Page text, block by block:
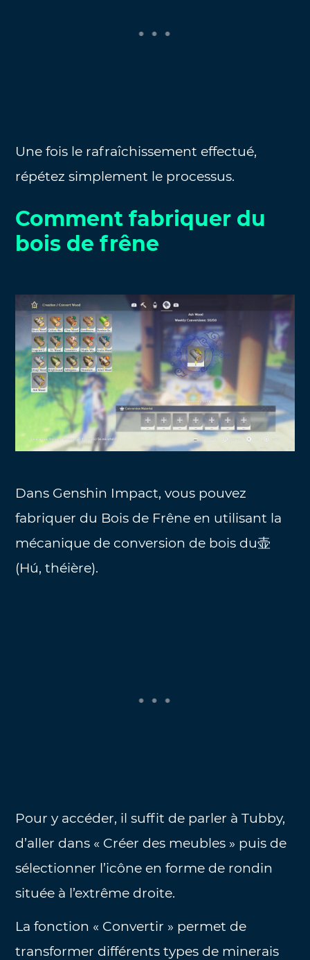
Une fois le rafraîchissement effectué,
répétez simplement le processus.
Comment fabriquer du
bois de frêne
Dans Genshin Impact, vous pouvez
fabriquer du Bois de Frêne en utilisant la
mécanique de conversion de bois du壶
(Hú, théière).
Pour y accéder, il suffit de parler à Tubby,
d’aller dans « Créer des meubles » puis de
sélectionner l’icône en forme de rondin
située à l’extrême droite.
La fonction « Convertir » permet de
transformer différents types de minerais